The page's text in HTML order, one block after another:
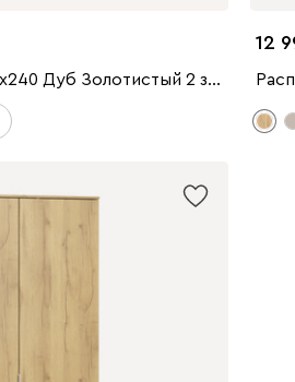
Шкаф-купе Байкал 4-220x240 Дуб Золотистый 2 зеркала
12